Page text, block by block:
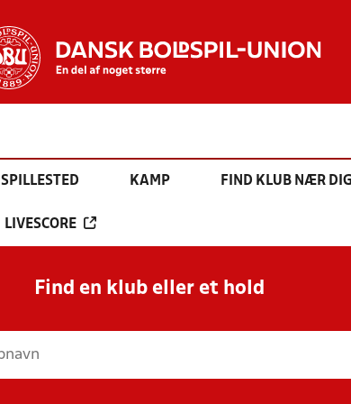
SPILLESTED KAMP FIND KLUB NÆR
LIVESCORE
Find en klub eller et hold